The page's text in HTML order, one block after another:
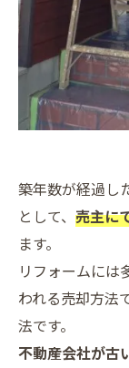
築年数が経過し
として、 売主に
ます。
リフォームには
われる売却方法
法です。
不動産会社が古